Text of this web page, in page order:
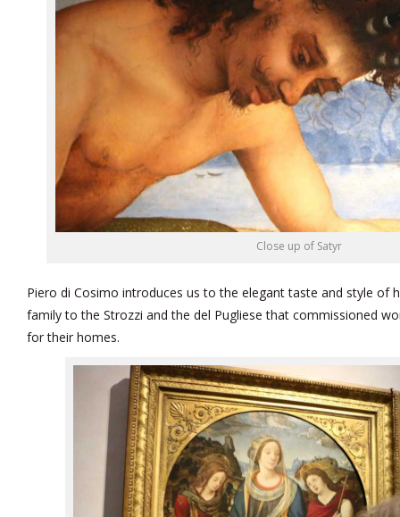
Close up of Satyr
Piero di Cosimo introduces us to the elegant taste and style of
family to the Strozzi and the del Pugliese that commissioned
for their homes.